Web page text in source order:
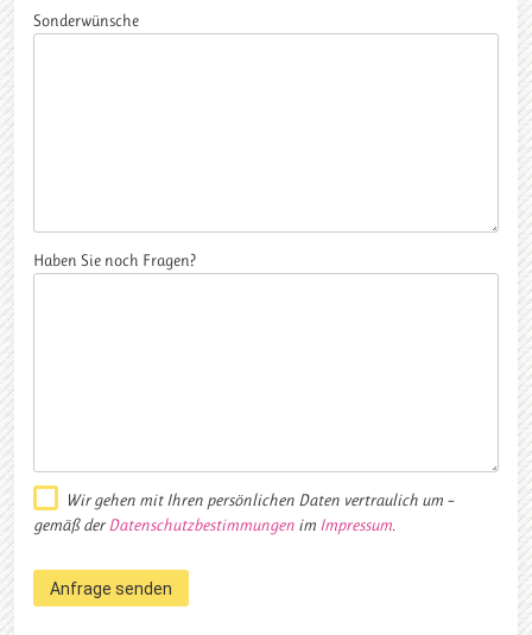
Sonderwünsche
Haben Sie noch Fragen?
Wir gehen mit Ihren persönlichen Daten vertraulich um –
gemäß derDatenschutzbestimmungen im Impressum.